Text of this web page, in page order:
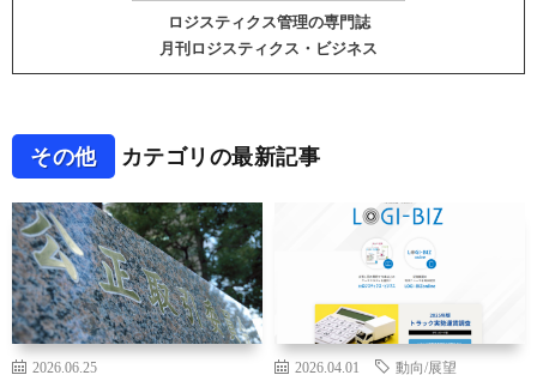
ロジスティクス管理の専門誌
月刊ロジスティクス・ビジネス
その他 カテゴリの最新記事
2026.06.25
2026.04.01 動向/展望